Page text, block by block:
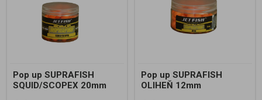
Pop up SUPRAFISH
SQUID/SCOPEX 20mm
Pop up SUPRAFISH
OLIHEŇ 12mm